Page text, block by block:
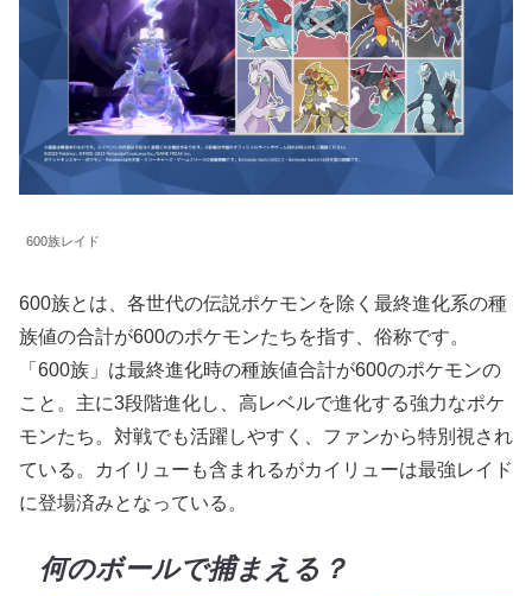
600族レイド
600族とは、各世代の伝説ポケモンを除く最終進化系の種
族値の合計が600のポケモンたちを指す、俗称です。
「600族」は最終進化時の種族値合計が600のポケモンの
こと。主に3段階進化し、高レベルで進化する強力なポケ
モンたち。対戦でも活躍しやすく、ファンから特別視され
ている。カイリューも含まれるがカイリューは最強レイド
に登場済みとなっている。
何のボールで捕まえる？